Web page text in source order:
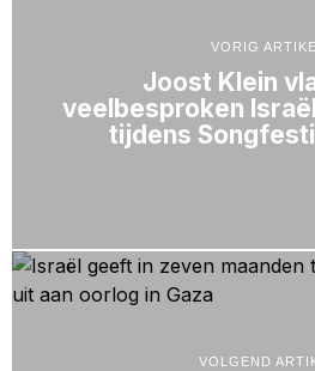
VORIG
Joost Klein
veelbesproken
tijdens
VOLGEND